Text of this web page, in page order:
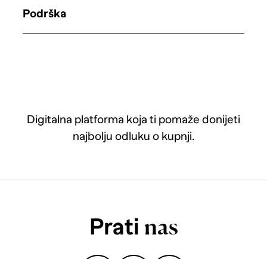
Digitalna platforma koja ti pomaže donijeti
najbolju odluku o kupnji.
Podrška
Prati nas